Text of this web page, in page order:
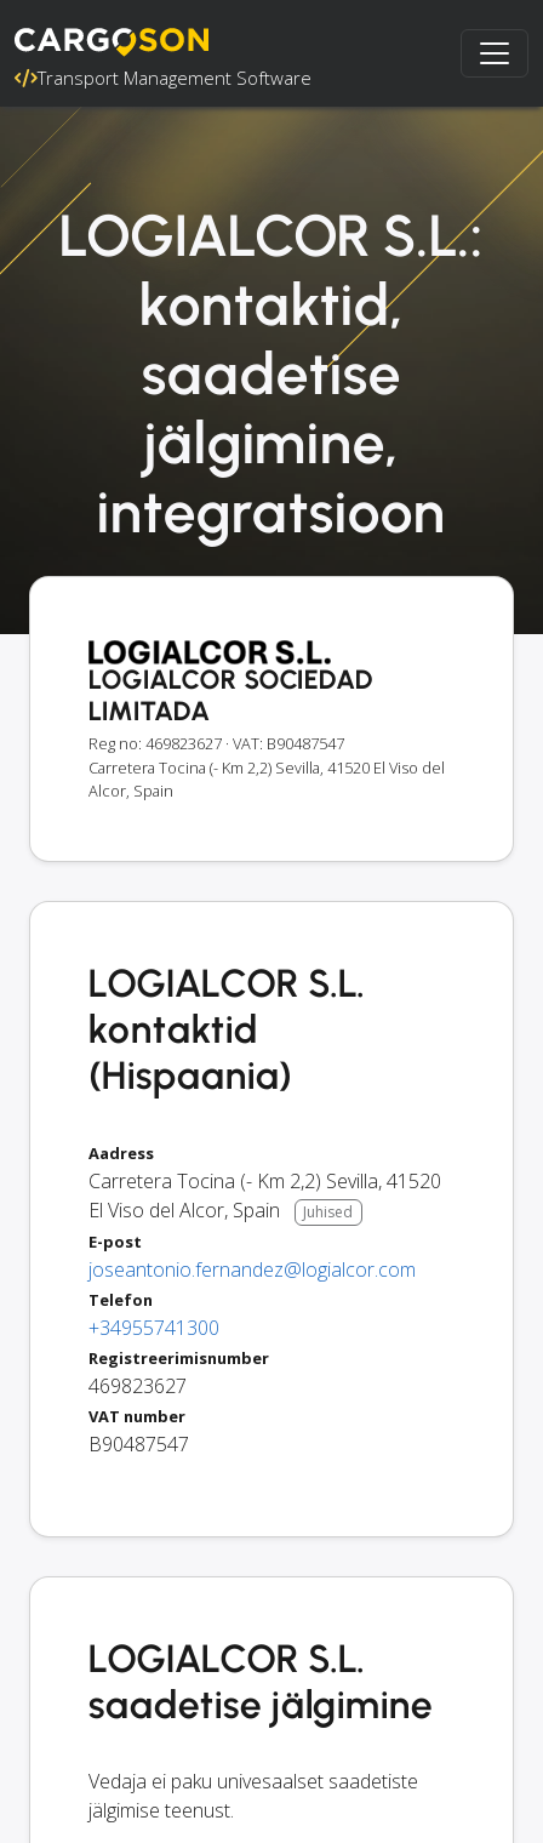
Transport Management Software
LOGIALCOR S.L.:
kontaktid,
saadetise
jälgimine,
integratsioon
LOGIALCOR SOCIEDAD
LIMITADA
Reg no: 469823627 · VAT: B90487547
Carretera Tocina (- Km 2,2) Sevilla, 41520 El Viso del
Alcor, Spain
LOGIALCOR S.L.
kontaktid
(Hispaania)
Aadress
Carretera Tocina (- Km 2,2) Sevilla,41520
El Viso del Alcor, Spain Juhised
E-post
joseantonio.fernandez@logialcor.com
Telefon
+34955741300
Registreerimisnumber
469823627
VAT number
B90487547
LOGIALCOR S.L.
saadetise jälgimine
Vedaja ei paku univesaalset saadetiste
jälgimise teenust.